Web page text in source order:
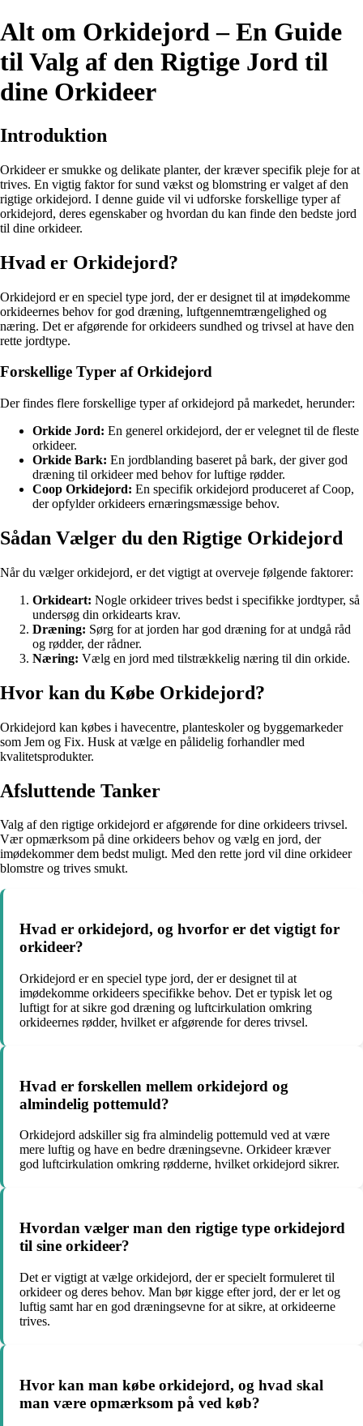
Alt om Orkidejord – En Guide
til Valg af den Rigtige Jord til
dine Orkideer
Introduktion
Orkideer er smukke og delikate planter, der kræver specifik pleje for at
trives. En vigtig faktor for sund vækst og blomstring er valget af den
rigtige orkidejord. I denne guide vil vi udforske forskellige typer af
orkidejord, deres egenskaber og hvordan du kan finde den bedste jord
til dine orkideer.
Hvad er Orkidejord?
Orkidejord er en speciel type jord, der er designet til at imødekomme
orkideernes behov for god dræning, luftgennemtrængelighed og
næring. Det er afgørende for orkideers sundhed og trivsel at have den
rette jordtype.
Forskellige Typer af Orkidejord
Der findes flere forskellige typer af orkidejord på markedet, herunder:
Orkide Jord: En generel orkidejord, der er velegnet til de fleste
orkideer.
Orkide Bark: En jordblanding baseret på bark, der giver god
dræning til orkideer med behov for luftige rødder.
Coop Orkidejord: En specifik orkidejord produceret af Coop,
der opfylder orkideers ernæringsmæssige behov.
Sådan Vælger du den Rigtige Orkidejord
Når du vælger orkidejord, er det vigtigt at overveje følgende faktorer:
Orkideart: Nogle orkideer trives bedst i specifikke jordtyper, så
undersøg din orkidearts krav.
Dræning: Sørg for at jorden har god dræning for at undgå råd
og rødder, der rådner.
Næring: Vælg en jord med tilstrækkelig næring til din orkide.
Hvor kan du Købe Orkidejord?
Orkidejord kan købes i havecentre, planteskoler og byggemarkeder
som Jem og Fix. Husk at vælge en pålidelig forhandler med
kvalitetsprodukter.
Afsluttende Tanker
Valg af den rigtige orkidejord er afgørende for dine orkideers trivsel.
Vær opmærksom på dine orkideers behov og vælg en jord, der
imødekommer dem bedst muligt. Med den rette jord vil dine orkideer
blomstre og trives smukt.
Hvad er orkidejord, og hvorfor er det vigtigt for
orkideer?
Orkidejord er en speciel type jord, der er designet til at
imødekomme orkideers specifikke behov. Det er typisk let og
luftigt for at sikre god dræning og luftcirkulation omkring
orkideernes rødder, hvilket er afgørende for deres trivsel.
Hvad er forskellen mellem orkidejord og
almindelig pottemuld?
Orkidejord adskiller sig fra almindelig pottemuld ved at være
mere luftig og have en bedre dræningsevne. Orkideer kræver
god luftcirkulation omkring rødderne, hvilket orkidejord sikrer.
Hvordan vælger man den rigtige type orkidejord
til sine orkideer?
Det er vigtigt at vælge orkidejord, der er specielt formuleret til
orkideer og deres behov. Man bør kigge efter jord, der er let og
luftig samt har en god dræningsevne for at sikre, at orkideerne
trives.
Hvor kan man købe orkidejord, og hvad skal
man være opmærksom på ved køb?